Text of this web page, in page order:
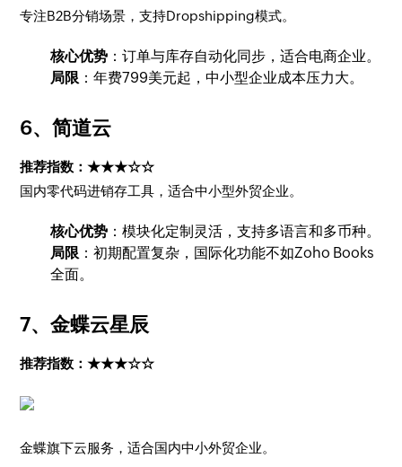
专注B2B分销场景，支持Dropshipping模式。
核心优势 ：订单与库存自动化同步，适合电商企业。
局限 ：年费799美元起，中小型企业成本压力大。
6、简道云
推荐指数：★★★☆☆
国内零代码进销存工具，适合中小型外贸企业。
核心优势 ：模块化定制灵活，支持多语言和多币种。
局限 ：初期配置复杂，国际化功能不如Zoho Books
全面。
7、金蝶云星辰
推荐指数：★★★☆☆
金蝶旗下云服务，适合国内中小外贸企业。